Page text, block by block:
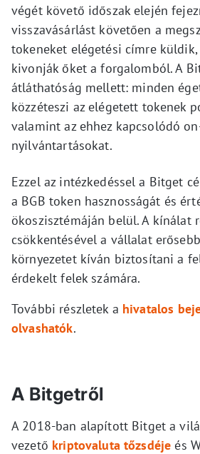
végét követő időszak elején
visszavásárlást követően a
tokeneket elégetési címre
kivonják őket a forgalomból. A
átláthatóság mellett: minden
közzéteszi az elégetett tokenek
valamint az ehhez kapcsolódó
nyilvántartásokat.
Ezzel az intézkedéssel a Bitget
a BGB token hasznosságát és
ökoszisztémáján belül. A kínálat
csökkentésével a vállalat
környezetet kíván biztosítani a
érdekelt felek számára.
További részletek a hivatalos
olvashatók.
A Bitgetről
A 2018-ban alapított Bitget a
vezető kriptovaluta tőzsdéje és